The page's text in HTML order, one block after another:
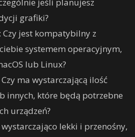
grafiki?
Czy jest kompatybilny z
systemem operacyjnym,
lub Linux?
ma wystarczającą ilość
innych, które będą potrzebne
urządzeń?
lekki i przenośny,